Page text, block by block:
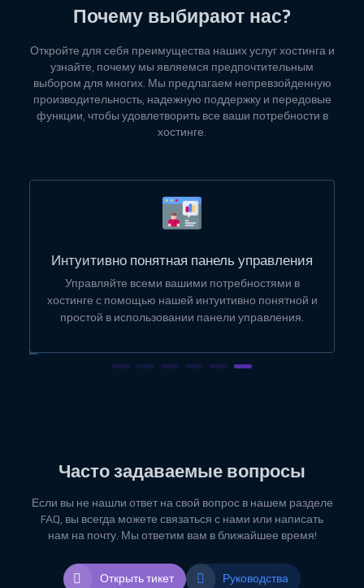
Почему выбирают нас?
Откройте для себя преимущества наших услуг хостинга и
узнайте, почему мы являемся предпочтительным
выбором для многих. Мы предлагаем непревзойденную
производительность, надежную поддержку и передовые
функции, чтобы удовлетворить все ваши потребности в
хостинге.
Интуитивно понятная панель управления
Управляйте всеми вашими потребностями в
хостинге с помощью нашей интуитивно понятной и
простой в использовании панели управления.
Часто задаваемые вопросы
Если вы не нашли ответ на свой вопрос в нашем разделе
FAQ, вы всегда можете связаться с нами или написать
нам на почту. Мы ответим вам в ближайшее время!
Открыть тикет Руководства